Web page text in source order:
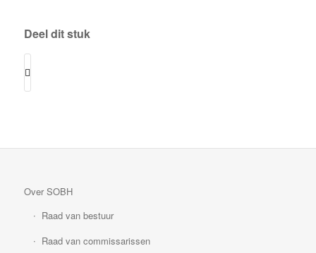
Deel dit stuk
Over SOBH
Raad van bestuur
Raad van commissarissen